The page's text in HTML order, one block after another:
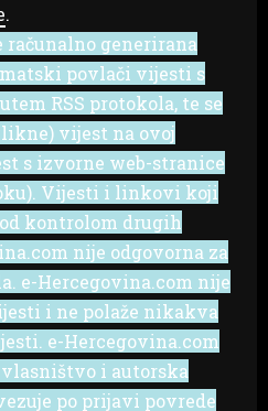
.
računalno generirana
povlači vijesti s
RSS protokola, te se
vijest na ovoj
s izvorne web-stranice
Vijesti i linkovi koji
kontrolom drugih
nije odgovorna za
e-Hercegovina.com nije
i ne polaže nikakva
e-Hercegovina.com
i autorska
po prijavi povrede